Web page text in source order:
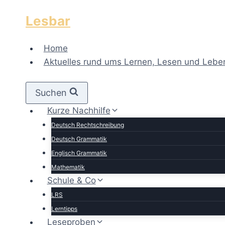
Lesbar
Home
Aktuelles rund ums Lernen, Lesen und
Suchen
Kurze Nachhilfe
Deutsch Rechtschreibung
Deutsch Grammatik
Englisch Grammatik
Mathematik
Schule & Co
LRS
Lerntipps
Leseproben